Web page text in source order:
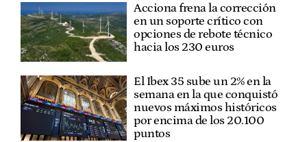
Acciona frena la corrección
en un soporte crítico con
opciones de rebote técnico
hacia los 230 euros
El Ibex 35 sube un 2% en la
semana en la que conquistó
nuevos máximos históricos
por encima de los 20.100
puntos